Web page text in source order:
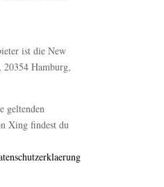
ist die New
Hamburg,
geltenden
Xing findest du